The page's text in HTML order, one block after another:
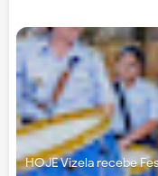
HOJE Vizela recebe